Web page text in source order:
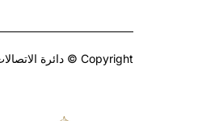
Copyright © دائرة الاتصالات